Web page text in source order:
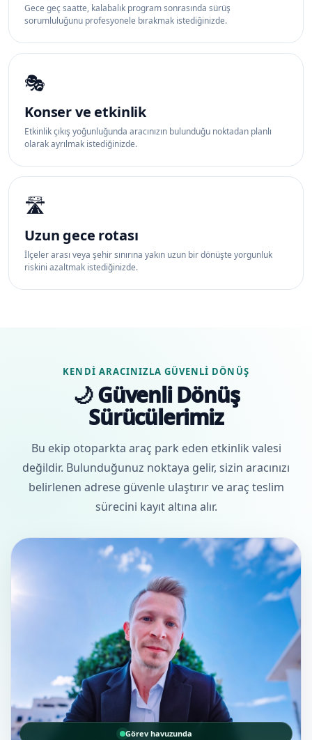
Gece geç saatte, kalabalık program sonrasında sürüş
sorumluluğunu profesyonele bırakmak istediğinizde.
🎭
Konser ve etkinlik
Etkinlik çıkış yoğunluğunda aracınızın bulunduğu noktadan planlı
olarak ayrılmak istediğinizde.
🛣️
Uzun gece rotası
İlçeler arası veya şehir sınırına yakın uzun bir dönüşte yorgunluk
riskini azaltmak istediğinizde.
KENDI ARACINIZLA GÜVENLI DÖNÜŞ
🌙 Güvenli Dönüş
Sürücülerimiz
Bu ekip otoparkta araç park eden etkinlik valesi
değildir. Bulunduğunuz noktaya gelir, sizin aracınızı
belirlenen adrese güvenle ulaştırır ve araç teslim
sürecini kayıt altına alır.
Görev havuzunda